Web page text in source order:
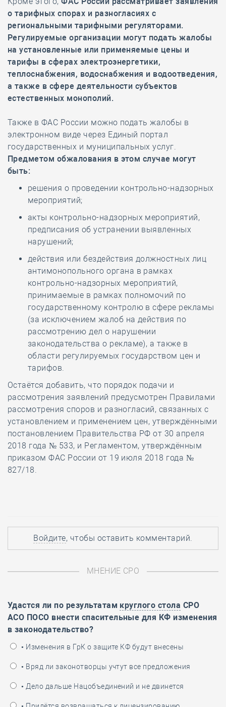
о тарифных спорах и разногласиях с
региональными тарифными регуляторами.
Регулируемые организации могут подать жалобы
на установленные или применяемые цены и
тарифы в сферах электроэнергетики,
теплоснабжения, водоснабжения и водоотведения,
а также в сфере деятельности субъектов
естественных монополий.
Также в ФАС России можно подать жалобы в
электронном виде через Единый портал
государственных и муниципальных услуг.
Предметом обжалования в этом случае могут
быть:
решения о проведении контрольно-надзорных
мероприятий;
акты контрольно-надзорных мероприятий,
предписания об устранении выявленных
нарушений;
действия или бездействия должностных лиц
антимонопольного органа в рамках
контрольно-надзорных мероприятий,
принимаемые в рамках полномочий по
государственному контролю в сфере рекламы
(за исключением жалоб на действия по
рассмотрению дел о нарушении
законодательства о рекламе), а также в
области регулируемых государством цен и
тарифов.
Остаётся добавить, что порядок подачи и
рассмотрения заявлений предусмотрен Правилами
рассмотрения споров и разногласий, связанных с
установлением и применением цен, утверждёнными
постановлением Правительства РФ от 30 апреля
2018 года № 533, и Регламентом, утверждённым
приказом ФАС России от 19 июля 2018 года №
827/18.
Войдите, чтобы оставить комментарий.
МНЕНИЕ СРО
Удастся ли по результатам круглого стола СРО
АСО ПОСО внести спасительные для КФ изменения
в законодательство?
• Изменения в ГрК о защите КФ будут внесены
• Вряд ли законотворцы учтут все предложения
• Дело дальше Нацобъединений и не двинется